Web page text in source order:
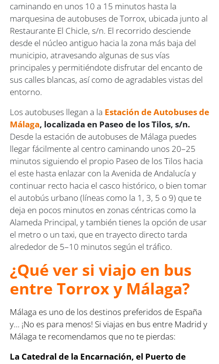
caminando en unos 10 a 15 minutos hasta la
marquesina de autobuses de Torrox, ubicada junto al
Restaurante El Chicle, s/n. El recorrido desciende
desde el núcleo antiguo hacia la zona más baja del
municipio, atravesando algunas de sus vías
principales y permitiéndote disfrutar del encanto de
sus calles blancas, así como de agradables vistas del
entorno.
Los autobuses llegan a la Estación de Autobuses de
Málaga, localizada en Paseo de los Tilos, s/n.
Desde la estación de autobuses de Málaga puedes
llegar fácilmente al centro caminando unos 20–25
minutos siguiendo el propio Paseo de los Tilos hacia
el este hasta enlazar con la Avenida de Andalucía y
continuar recto hacia el casco histórico, o bien tomar
el autobús urbano (líneas como la 1, 3, 5 o 9) que te
deja en pocos minutos en zonas céntricas como la
Alameda Principal, y también tienes la opción de usar
el metro o un taxi, que en trayecto directo tarda
alrededor de 5–10 minutos según el tráfico.
¿Qué ver si viajo en bus
entre Torrox y Málaga?
Málaga es uno de los destinos preferidos de España
y... ¡No es para menos! Si viajas en bus entre Madrid y
Málaga te recomendamos que no te pierdas:
La Catedral de la Encarnación, el Puerto de